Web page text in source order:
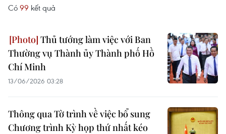
Có 99 kết quả
Thủ tướng làm việc với Ban
Thường vụ Thành ủy Thành phố Hồ
Chí Minh
13/06/2026 03:28
Thông qua Tờ trình về việc bổ sung
Chương trình Kỳ họp thứ nhất kéo